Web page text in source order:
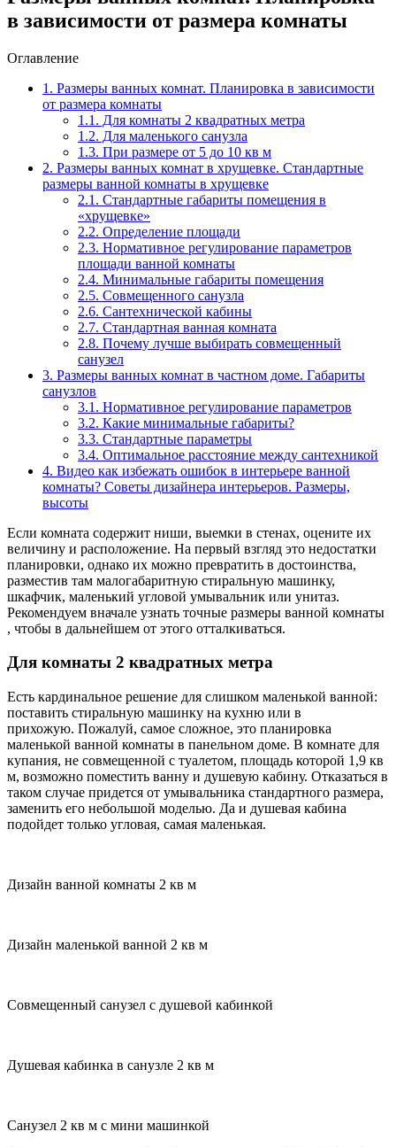
в зависимости от размера комнаты
Оглавление
1. Размеры ванных комнат. Планировка в зависимости
от размера комнаты
1.1. Для комнаты 2 квадратных метра
1.2. Для маленького санузла
1.3. При размере от 5 до 10 кв м
2. Размеры ванных комнат в хрущевке. Стандартные
размеры ванной комнаты в хрущевке
2.1. Стандартные габариты помещения в
«хрущевке»
2.2. Определение площади
2.3. Нормативное регулирование параметров
площади ванной комнаты
2.4. Минимальные габариты помещения
2.5. Совмещенного санузла
2.6. Сантехнической кабины
2.7. Стандартная ванная комната
2.8. Почему лучше выбирать совмещенный
санузел
3. Размеры ванных комнат в частном доме. Габариты
санузлов
3.1. Нормативное регулирование параметров
3.2. Какие минимальные габариты?
3.3. Стандартные параметры
3.4. Оптимальное расстояние между сантехникой
4. Видео как избежать ошибок в интерьере ванной
комнаты? Советы дизайнера интерьеров. Размеры,
высоты
Если комната содержит ниши, выемки в стенах, оцените их
величину и расположение. На первый взгляд это недостатки
планировки, однако их можно превратить в достоинства,
разместив там малогабаритную стиральную машинку,
шкафчик, маленький угловой умывальник или унитаз.
Рекомендуем вначале узнать точные размеры ванной комнаты
, чтобы в дальнейшем от этого отталкиваться.
Для комнаты 2 квадратных метра
Есть кардинальное решение для слишком маленькой ванной:
поставить стиральную машинку на кухню или в
прихожую. Пожалуй, самое сложное, это планировка
маленькой ванной комнаты в панельном доме. В комнате для
купания, не совмещенной с туалетом, площадь которой 1,9 кв
м, возможно поместить ванну и душевую кабину. Отказаться в
таком случае придется от умывальника стандартного размера,
заменить его небольшой моделью. Да и душевая кабина
подойдет только угловая, самая маленькая.
Дизайн ванной комнаты 2 кв м
Дизайн маленькой ванной 2 кв м
Совмещенный санузел с душевой кабинкой
Душевая кабинка в санузле 2 кв м
Санузел 2 кв м с мини машинкой